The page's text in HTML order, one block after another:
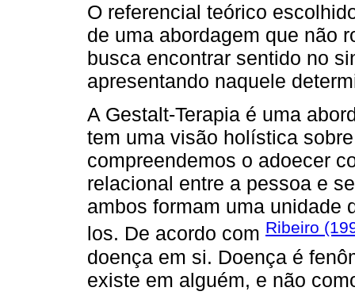
O referencial teórico
de uma abordagem que não
busca encontrar sentido no
apresentando naquele
A Gestalt-Terapia é uma
tem uma visão holística
compreendemos o adoecer
relacional entre a pessoa e
ambos formam uma unidade
los. De acordo com Ribeiro
doença em si. Doença é
existe em alguém, e não